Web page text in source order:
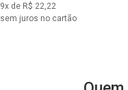
9x de R$ 22,22
sem juros no cartão